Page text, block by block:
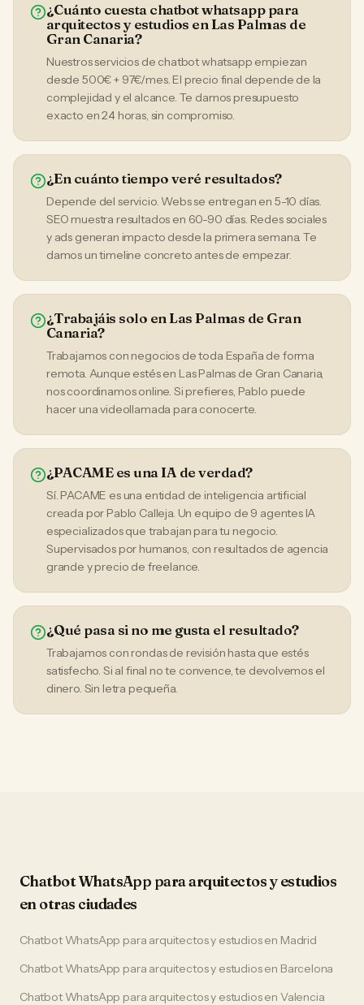
¿Cuánto cuesta chatbot whatsapp para
arquitectos y estudios en Las Palmas de
Gran Canaria?
Nuestros servicios de chatbot whatsapp empiezan
desde 500€ + 97€/mes. El precio final depende de la
complejidad y el alcance. Te damos presupuesto
exacto en 24 horas, sin compromiso.
¿En cuánto tiempo veré resultados?
Depende del servicio. Webs se entregan en 5-10 días.
SEO muestra resultados en 60-90 días. Redes sociales
y ads generan impacto desde la primera semana. Te
damos un timeline concreto antes de empezar.
¿Trabajáis solo en Las Palmas de Gran
Canaria?
Trabajamos con negocios de toda España de forma
remota. Aunque estés en Las Palmas de Gran Canaria,
nos coordinamos online. Si prefieres, Pablo puede
hacer una videollamada para conocerte.
¿PACAME es una IA de verdad?
Sí. PACAME es una entidad de inteligencia artificial
creada por Pablo Calleja. Un equipo de 9 agentes IA
especializados que trabajan para tu negocio.
Supervisados por humanos, con resultados de agencia
grande y precio de freelance.
¿Qué pasa si no me gusta el resultado?
Trabajamos con rondas de revisión hasta que estés
satisfecho. Si al final no te convence, te devolvemos el
dinero. Sin letra pequeña.
Chatbot WhatsApp paraarquitectos y estudios
en otras ciudades
Chatbot WhatsApp para arquitectos y estudiosen Madrid
Chatbot WhatsApp para arquitectos y estudiosen Barcelona
Chatbot WhatsApp para arquitectos y estudiosen Valencia